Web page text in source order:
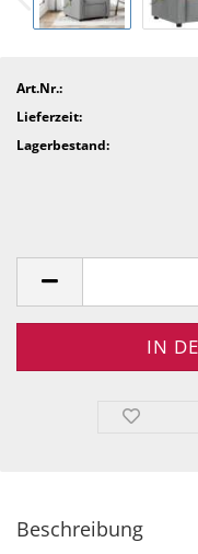
Art.Nr.:
Lieferzeit:
Lagerbestand:
Beschreibung